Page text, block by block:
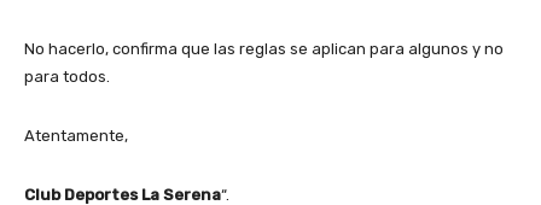
No hacerlo, confirma que las reglas se aplican para algunos y no
para todos.
Atentamente,
Club Deportes La Serena“.